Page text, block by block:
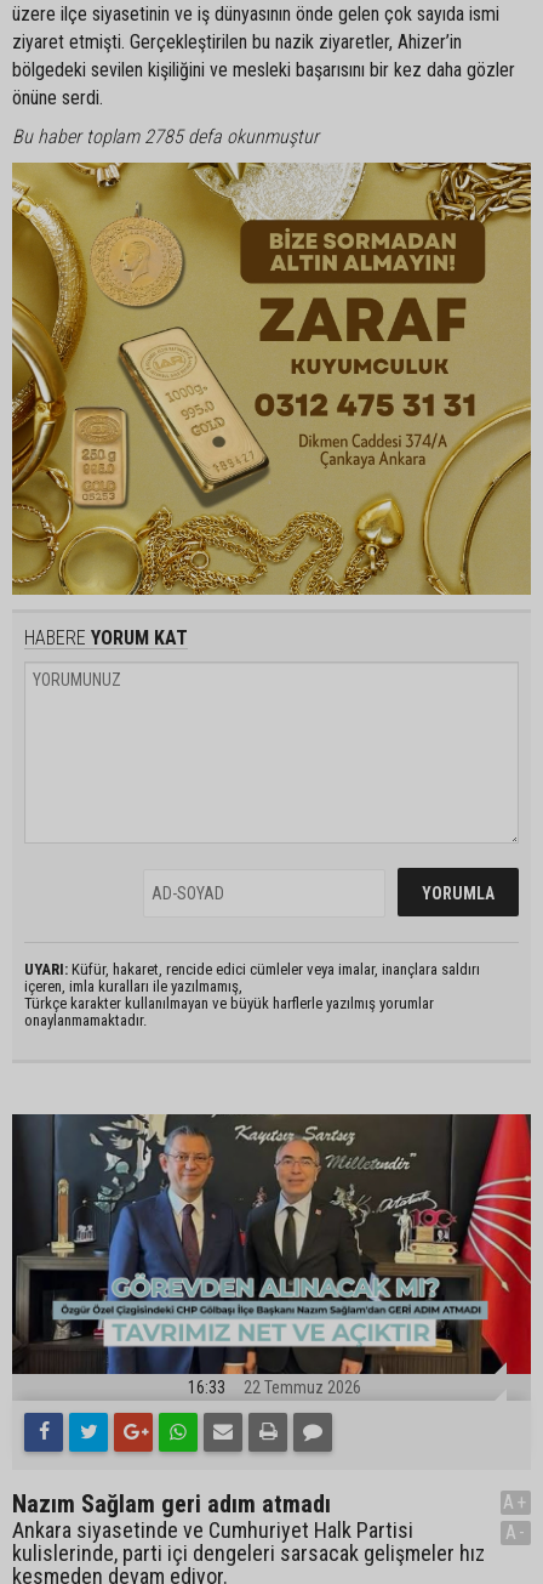
üzere ilçe siyasetinin ve iş dünyasının önde gelen çok sayıda ismi
ziyaret etmişti. Gerçekleştirilen bu nazik ziyaretler, Ahizer’in
bölgedeki sevilen kişiliğini ve mesleki başarısını bir kez daha gözler
önüne serdi.
Bu haber toplam 2785 defa okunmuştur
HABERE YORUM KAT
UYARI: Küfür, hakaret, rencide edici cümleler veya imalar, inançlara saldırı
içeren, imla kuralları ile yazılmamış,
Türkçe karakter kullanılmayan ve büyük harflerle yazılmış yorumlar
onaylanmamaktadır.
16:33 22 Temmuz 2026
Nazım Sağlam geri adım atmadı
Ankara siyasetinde ve Cumhuriyet Halk Partisi
kulislerinde, parti içi dengeleri sarsacak gelişmeler hız
kesmeden devam ediyor.
A+
A-